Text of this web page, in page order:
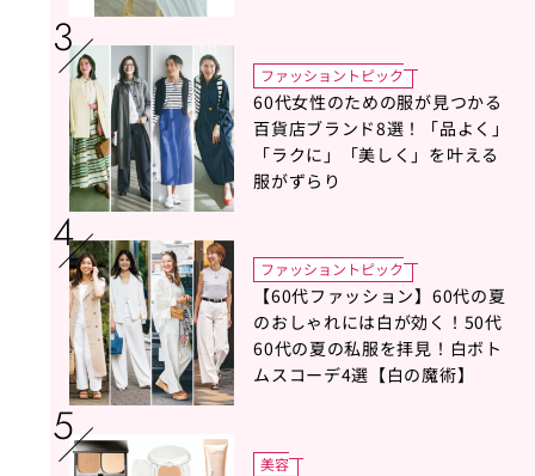
ファッショントピック
60代女性のための服が見つかる
百貨店ブランド8選！「品よく」
「ラクに」「美しく」を叶える
服がずらり
ファッショントピック
【60代ファッション】60代の夏
のおしゃれには白が効く！50代
60代の夏の私服を拝見！白ボト
ムスコーデ4選【白の魔術】
美容